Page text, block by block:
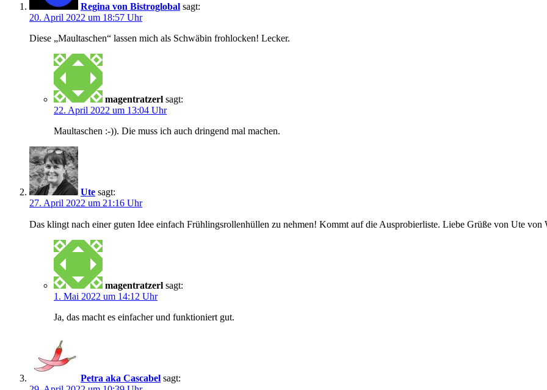
Regina von Bistroglobal sagt:
20. April 2022 um 18:57 Uhr
Diese „Maultaschen“ lassen mich als Schwäbin frohlocken! Lecker.
magentratzerl sagt:
22. April 2022 um 13:04 Uhr
Maultaschen :-)). Die muss ich auch dringend mal machen.
Ute sagt:
27. April 2022 um 21:16 Uhr
Das klingt nach einer guten Idee einfach Frühlingsrollenhüllen zu nehmen! Kommt auf die Ausprobierliste. Liebe Grüße von Ute von
magentratzerl sagt:
1. Mai 2022 um 14:12 Uhr
Ja, das macht es einfacher und funktioniert gut.
Petra aka Cascabel sagt: